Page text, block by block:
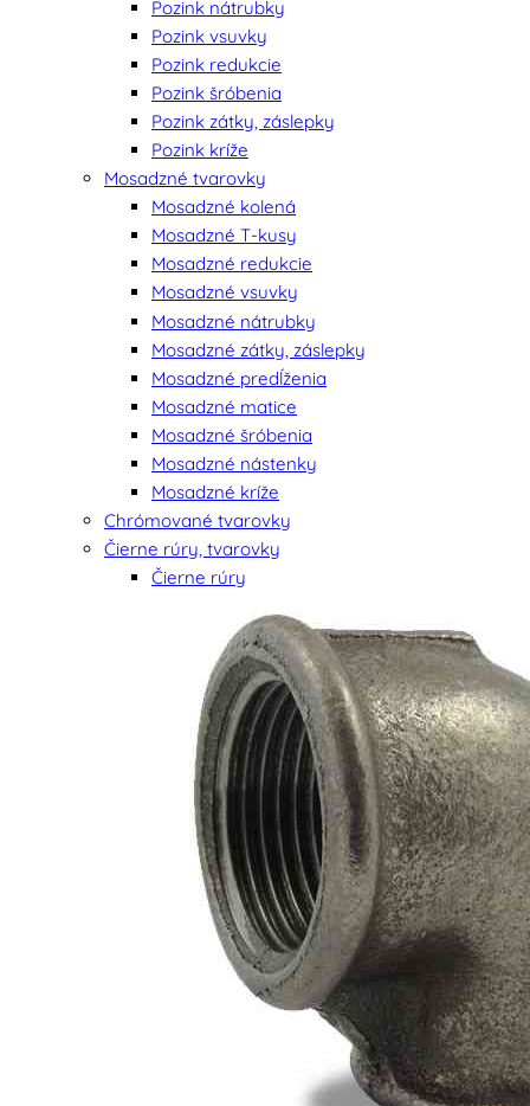
Pozink nátrubky
Pozink vsuvky
Pozink redukcie
Pozink šróbenia
Pozink zátky, záslepky
Pozink kríže
Mosadzné tvarovky
Mosadzné kolená
Mosadzné T-kusy
Mosadzné redukcie
Mosadzné vsuvky
Mosadzné nátrubky
Mosadzné zátky, záslepky
Mosadzné predĺženia
Mosadzné matice
Mosadzné šróbenia
Mosadzné nástenky
Mosadzné kríže
Chrómované tvarovky
Čierne rúry, tvarovky
Čierne rúry